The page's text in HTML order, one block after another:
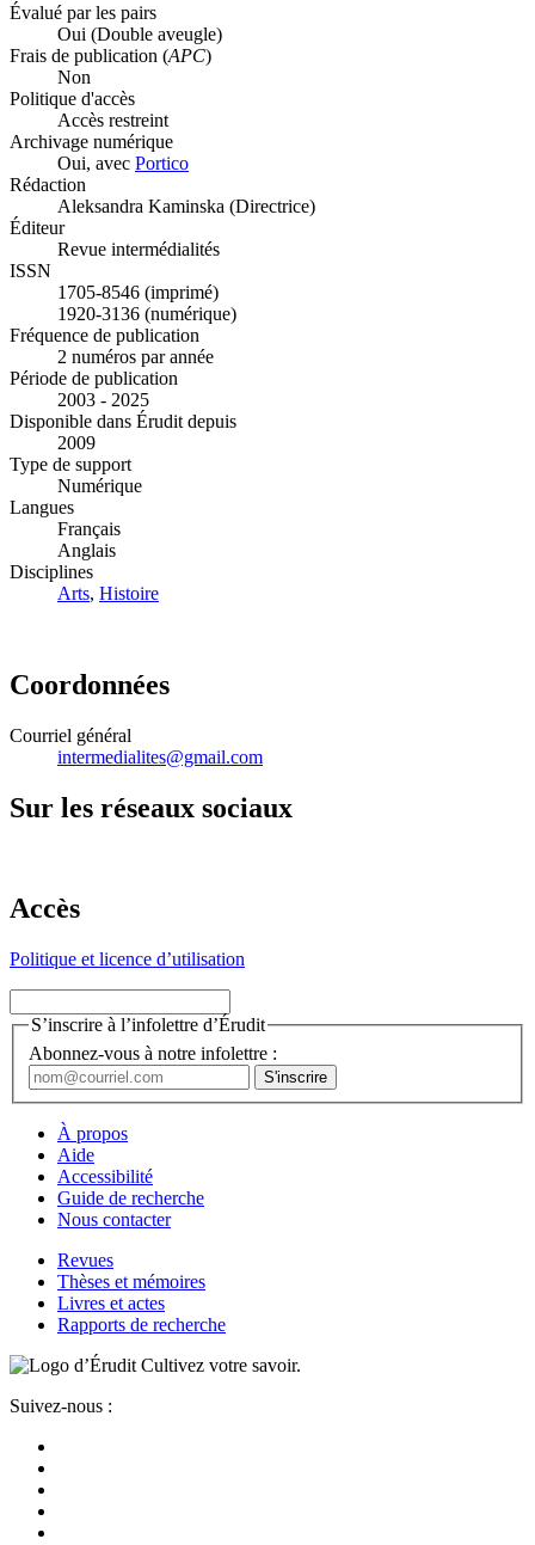
Évalué par les pairs
Oui (Double aveugle)
Frais de publication (APC)
Non
Politique d'accès
Accès restreint
Archivage numérique
Oui, avec Portico
Rédaction
Aleksandra Kaminska (Directrice)
Éditeur
Revue intermédialités
ISSN
1705-8546 (imprimé)
1920-3136 (numérique)
Fréquence de publication
2 numéros par année
Période de publication
2003 - 2025
Disponible dans Érudit depuis
2009
Type de support
Numérique
Langues
Français
Anglais
Disciplines
Arts, Histoire
Coordonnées
Courriel général
intermedialites@gmail.com
Sur les réseaux sociaux
Accès
Politique et licence d’utilisation
S’inscrire à l’infolettre d’Érudit
Abonnez-vous à notre infolettre :
À propos
Aide
Accessibilité
Guide de recherche
Nous contacter
Revues
Thèses et mémoires
Livres et actes
Rapports de recherche
Cultivez votre savoir.
Suivez-nous :